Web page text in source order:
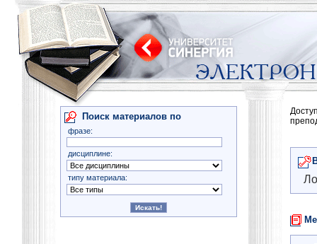
Поиск материалов по
фразе:
дисциплине:
типу материала: